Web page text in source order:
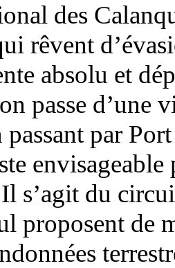
des
rêvent
absolu et
passe d’une
par
s’agit du
proposent de